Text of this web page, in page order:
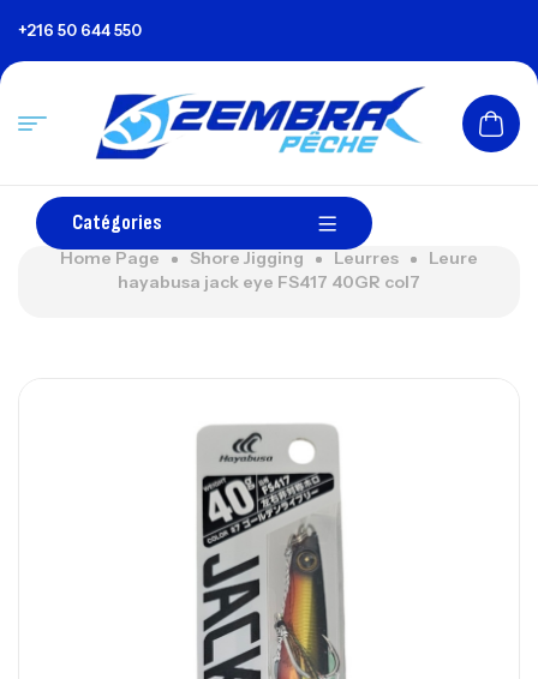
+216 50 644 550
Catégories
Home Page Shore Jigging Leurres
Leure
hayabusa jack eye FS417 40GR col7